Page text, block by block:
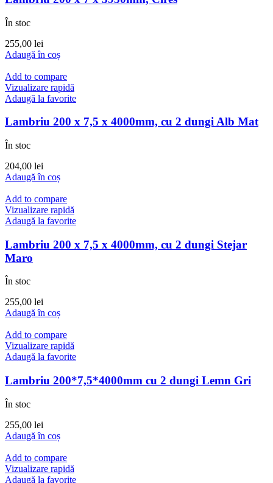
În stoc
255,00 lei
Adaugă în coș
Add to compare
Vizualizare rapidă
Adaugă la favorite
Lambriu 200 x 7,5 x 4000mm, cu 2 dungi Alb Mat
În stoc
204,00 lei
Adaugă în coș
Add to compare
Vizualizare rapidă
Adaugă la favorite
Lambriu 200 x 7,5 x 4000mm, cu 2 dungi Stejar
Maro
În stoc
255,00 lei
Adaugă în coș
Add to compare
Vizualizare rapidă
Adaugă la favorite
Lambriu 200*7,5*4000mm cu 2 dungi Lemn Gri
În stoc
255,00 lei
Adaugă în coș
Add to compare
Vizualizare rapidă
Adaugă la favorite